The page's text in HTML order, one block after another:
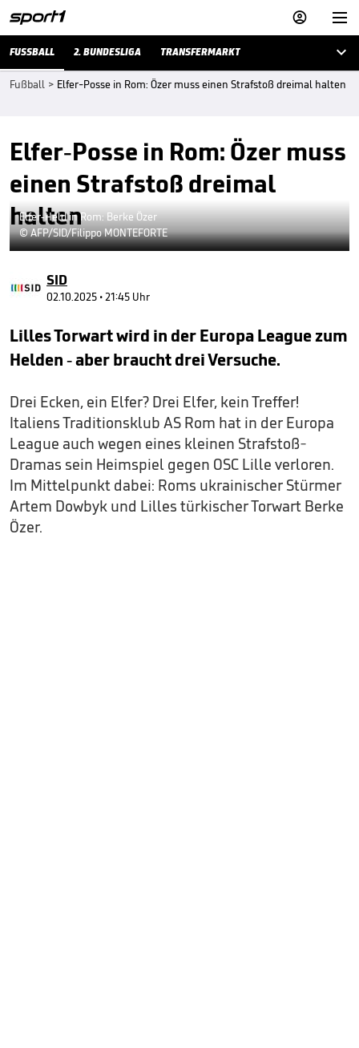


FUSSBALL 2. BUNDESLIGA TRANSFERMARKT 
Fußball > Elfer-Posse in Rom: Özer muss einen Strafstoß dreimal halten
Elfer-Posse in Rom: Özer muss
einen Strafstoß dreimal
halten
Elfer-Held in Rom: Berke Özer
© AFP/SID/Filippo MONTEFORTE
SID
02.10.2025 • 21:45 Uhr
Lilles Torwart wird in der Europa League zum
Helden - aber braucht drei Versuche.
Drei Ecken, ein Elfer? Drei Elfer, kein Treffer!
Italiens Traditionsklub AS Rom hat in der Europa
League auch wegen eines kleinen Strafstoß-
Dramas sein Heimspiel gegen OSC Lille verloren.
Im Mittelpunkt dabei: Roms ukrainischer Stürmer
Artem Dowbyk und Lilles türkischer Torwart Berke
Özer.